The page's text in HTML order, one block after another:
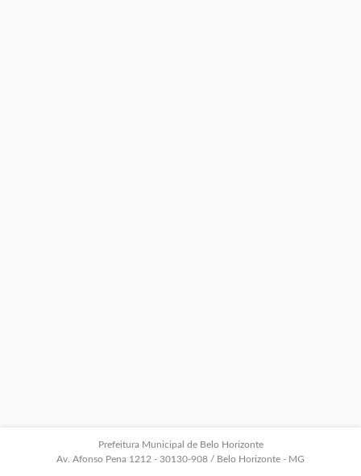
Prefeitura Municipal de Belo Horizonte
Av. Afonso Pena 1212 - 30130-908 / Belo Horizonte - MG